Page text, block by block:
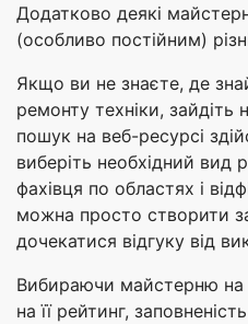
Додатково деякі
(особливо постійним)
Якщо ви не знаєте, де
ремонту техніки, зайдіть
пошук на веб-ресурсі
виберіть необхідний вид
фахівця по областях і
можна просто створити
дочекатися відгуку від
Вибираючи майстерню на
на її рейтинг,